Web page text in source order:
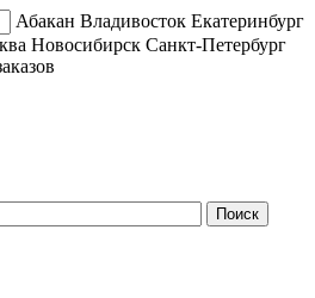
Абакан Владивосток Екатеринбург
Новосибирск Санкт-Петербург